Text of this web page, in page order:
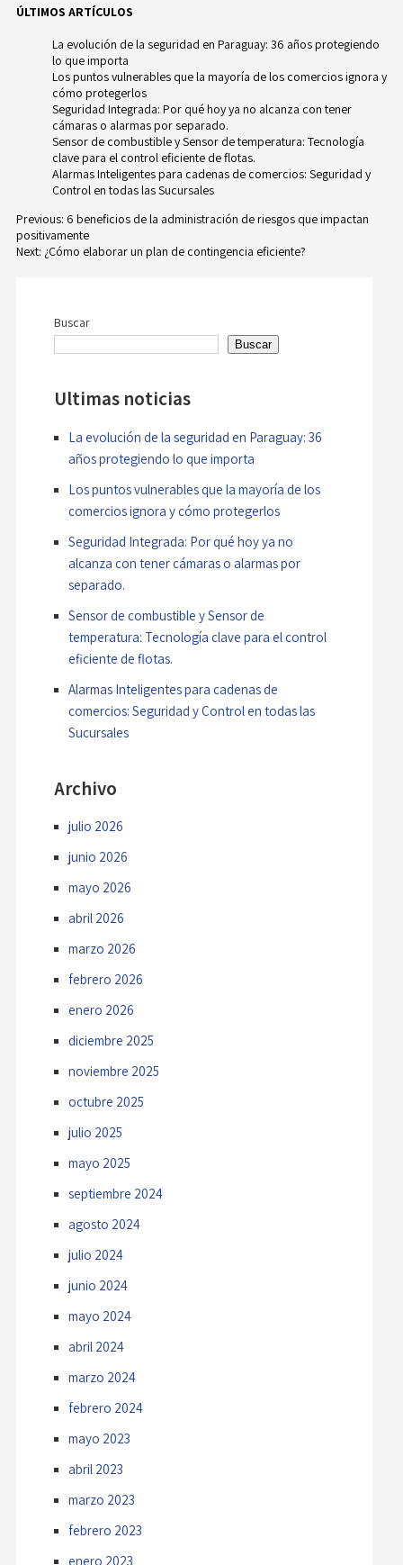
ÚLTIMOS ARTÍCULOS
La evolución de la seguridad en Paraguay: 36 años protegiendo
lo que importa
Los puntos vulnerables que la mayoría de los comercios ignora y
cómo protegerlos
Seguridad Integrada: Por qué hoy ya no alcanza con tener
cámaras o alarmas por separado.
Sensor de combustible y Sensor de temperatura: Tecnología
clave para el control eficiente de flotas.
Alarmas Inteligentes para cadenas de comercios: Seguridad y
Control en todas las Sucursales
Navegación
entradas
Previous: 6 beneficios de la administración de riesgos que impactan
positivamente
Next: ¿Cómo elaborar un plan de contingencia eficiente?
Buscar
Buscar
Ultimas noticias
La evolución de la seguridad en Paraguay: 36
años protegiendo lo que importa
Los puntos vulnerables que la mayoría de los
comercios ignora y cómo protegerlos
Seguridad Integrada: Por qué hoy ya no
alcanza con tener cámaras o alarmas por
separado.
Sensor de combustible y Sensor de
temperatura: Tecnología clave para el control
eficiente de flotas.
Alarmas Inteligentes para cadenas de
comercios: Seguridad y Control en todas las
Sucursales
Archivo
julio 2026
junio 2026
mayo 2026
abril 2026
marzo 2026
febrero 2026
enero 2026
diciembre 2025
noviembre 2025
octubre 2025
julio 2025
mayo 2025
septiembre 2024
agosto 2024
julio 2024
junio 2024
mayo 2024
abril 2024
marzo 2024
febrero 2024
mayo 2023
abril 2023
marzo 2023
febrero 2023
enero 2023